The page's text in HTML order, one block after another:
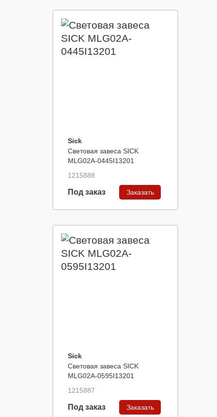
Sick
Световая завеса SICK
MLG02A-0445I13201
1215888
Под заказ Заказать
Sick
Световая завеса SICK
MLG02A-0595I13201
1215887
Под заказ Заказать